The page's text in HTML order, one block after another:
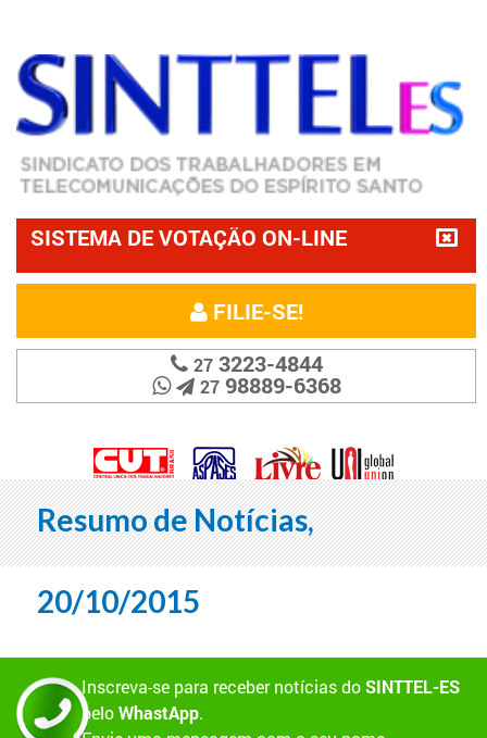
SISTEMA DE VOTAÇÃO ON-LINE
FILIE-SE!
273223-4844
2798889-6368
Resumo de Notícias,
20/10/2015
Inscreva-se para receber notícias doSINTTEL-ES
peloWhastApp.